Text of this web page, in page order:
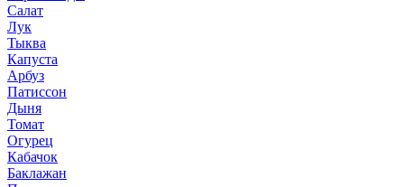
Салат
Лук
Тыква
Капуста
Арбуз
Патиссон
Дыня
Томат
Огурец
Кабачок
Баклажан